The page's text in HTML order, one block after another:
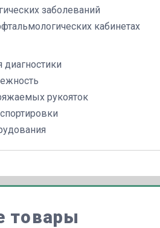
заболеваний
кабинетах
рукояток
товары